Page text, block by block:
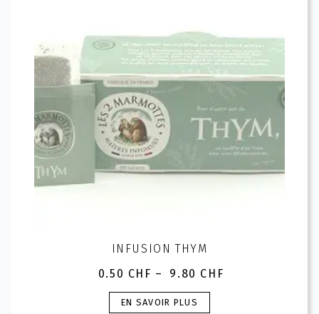
choisies
sur
page
du
produit
INFUSION THYM
0.50 CHF – 9.80 CHF
Plage
de
prix :
EN SAVOIR PLUS
Ce